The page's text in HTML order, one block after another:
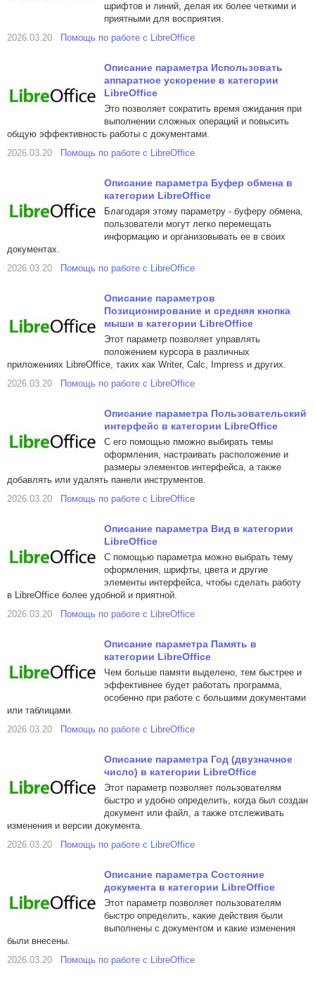
шрифтов и линий, делая их более четкими и
приятными для восприятия.
2026.03.20
Помощь по работе с LibreOffice
Описание параметра Использовать
аппаратное ускорение в категории
LibreOffice
Это позволяет сократить время ожидания при
выполнении сложных операций и повысить
общую эффективность работы с документами.
2026.03.20
Помощь по работе с LibreOffice
Описание параметра Буфер обмена в
категории LibreOffice
Благодаря этому параметру - буферу обмена,
пользователи могут легко перемещать
информацию и организовывать ее в своих
документах.
2026.03.20
Помощь по работе с LibreOffice
Описание параметров
Позиционирование и средняя кнопка
мыши в категории LibreOffice
Этот параметр позволяет управлять
положением курсора в различных
приложениях LibreOffice, таких как Writer, Calc, Impress и других.
2026.03.20
Помощь по работе с LibreOffice
Описание параметра Пользовательский
интерфейс в категории LibreOffice
С его помощью пможно выбирать темы
оформления, настраивать расположение и
размеры элементов интерфейса, а также
добавлять или удалять панели инструментов.
2026.03.20
Помощь по работе с LibreOffice
Описание параметра Вид в категории
LibreOffice
С помощью параметра можно выбрать тему
оформления, шрифты, цвета и другие
элементы интерфейса, чтобы сделать работу
в LibreOffice более удобной и приятной.
2026.03.20
Помощь по работе с LibreOffice
Описание параметра Память в
категории LibreOffice
Чем больше памяти выделено, тем быстрее и
эффективнее будет работать программа,
особенно при работе с большими документами
или таблицами.
2026.03.20
Помощь по работе с LibreOffice
Описание параметра Год (двузначное
число) в категории LibreOffice
Этот параметр позволяет пользователям
быстро и удобно определить, когда был создан
документ или файл, а также отслеживать
изменения и версии документа.
2026.03.20
Помощь по работе с LibreOffice
Описание параметра Состояние
документа в категории LibreOffice
Этот параметр позволяет пользователям
быстро определить, какие действия были
выполнены с документом и какие изменения
были внесены.
2026.03.20
Помощь по работе с LibreOffice